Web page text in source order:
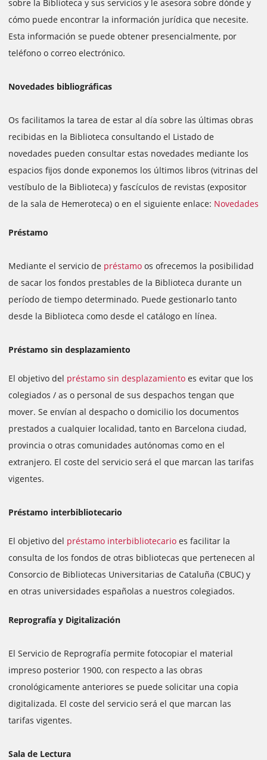
sobre la Biblioteca y sus servicios y le asesora sobre dónde y
cómo puede encontrar la información jurídica que necesite.
Esta información se puede obtener presencialmente, por
teléfono o correo electrónico.
Novedades bibliográficas
Os facilitamos la tarea de estar al día sobre las últimas obras
recibidas en la Biblioteca consultando el Listado de
novedades pueden consultar estas novedades mediante los
espacios fijos donde exponemos los últimos libros (vitrinas del
vestíbulo de la Biblioteca) y fascículos de revistas (expositor
de la sala de Hemeroteca) o en el siguiente enlace: Novedades
Préstamo
Mediante el servicio de préstamo os ofrecemos la posibilidad
de sacar los fondos prestables de la Biblioteca durante un
período de tiempo determinado. Puede gestionarlo tanto
desde la Biblioteca como desde el catálogo en línea.
Préstamo sin desplazamiento
El objetivo del préstamo sin desplazamiento es evitar que los
colegiados / as o personal de sus despachos tengan que
mover. Se envían al despacho o domicilio los documentos
prestados a cualquier localidad, tanto en Barcelona ciudad,
provincia o otras comunidades autónomas como en el
extranjero. El coste del servicio será el que marcan las tarifas
vigentes.
Préstamo interbibliotecario
El objetivo del préstamo interbibliotecario es facilitar la
consulta de los fondos de otras bibliotecas que pertenecen al
Consorcio de Bibliotecas Universitarias de Cataluña (CBUC) y
en otras universidades españolas a nuestros colegiados.
Reprografía y Digitalización
El Servicio de Reprografía permite fotocopiar el material
impreso posterior 1900, con respecto a las obras
cronológicamente anteriores se puede solicitar una copia
digitalizada. El coste del servicio será el que marcan las
tarifas vigentes.
Sala de Lectura